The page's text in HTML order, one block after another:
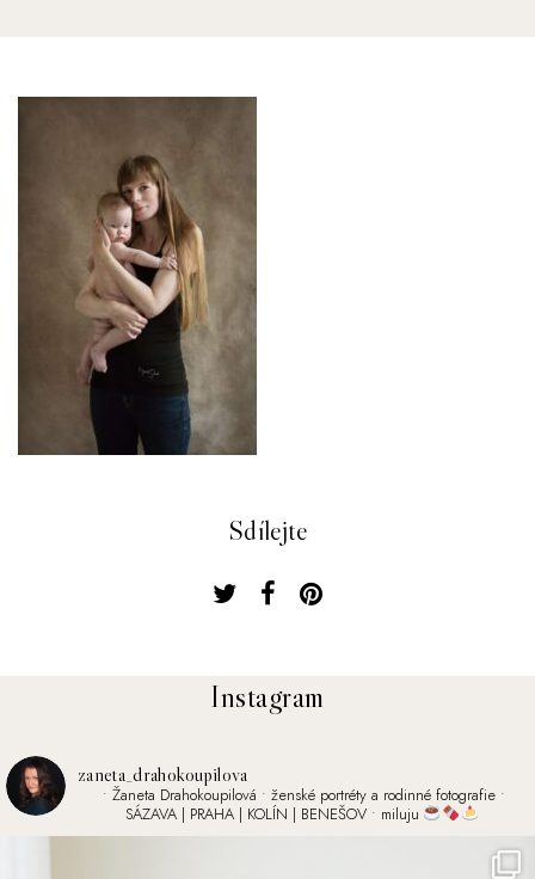
Sdílejte
Instagram
zaneta_drahokoupilova
• Žaneta Drahokoupilová • ženské portréty a rodinné fotografie•
SÁZAVA | PRAHA | KOLÍN | BENEŠOV • miluju